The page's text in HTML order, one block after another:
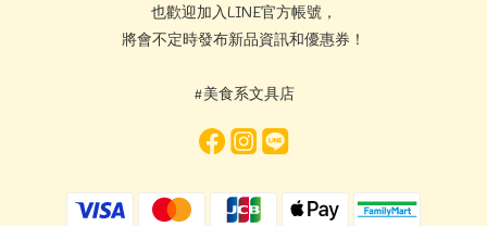
也歡迎加入LINE官方帳號，
將會不定時發布新品資訊和優惠券！
#美食系文具店